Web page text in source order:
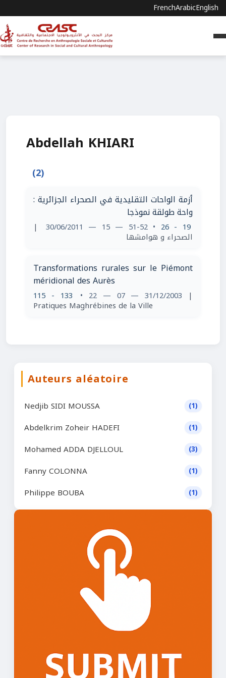
FrenchArabicEnglish
Abdellah KHIARI
(2)
أزمة الواحات التقليدية في الصحراء الجزائرية :
واحة طولقة نموذجا
19 - 26
• 51-52 — 15 — 30/06/2011
|
الصحراء و هوامشها
Transformations rurales sur le Piémont
méridional des Aurès
115 - 133 • 22 — 07 — 31/12/2003 |
Pratiques Maghrébines de la Ville
Auteurs aléatoire
Nedjib SIDI MOUSSA (1)
Abdelkrim Zoheir HADEFI (1)
Mohamed ADDA DJELLOUL (3)
Fanny COLONNA (1)
Philippe BOUBA (1)